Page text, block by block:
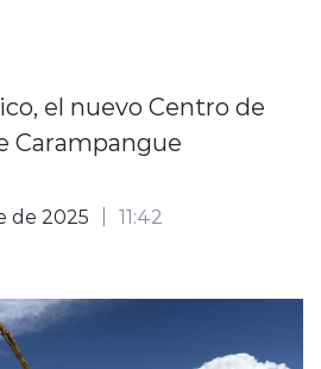
el nuevo Centro de
Carampangue
de 2025 11:42